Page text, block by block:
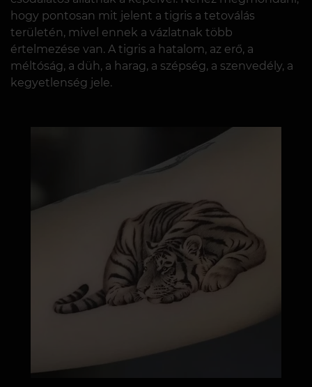
hogy pontosan mit jelent a tigris a tetoválás
területén, mivel ennek a vázlatnak több
értelmezése van. A tigris a hatalom, az erő, a
méltóság, a düh, a harag, a szépség, a szenvedély, a
kegyetlenség jele.